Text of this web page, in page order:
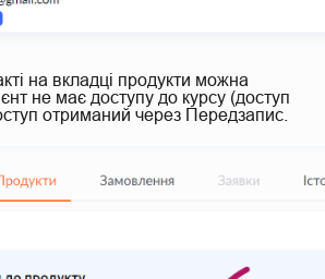
на вкладці продукти можна
не має доступу до курсу (доступ
отриманий через Передзапис.